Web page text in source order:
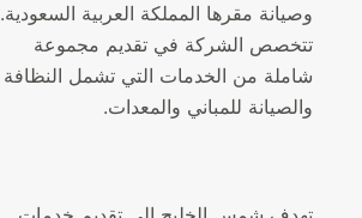
وصيانة مقرها المملكة العربية السعودية.
تتخصص الشركة في تقديم مجموعة
شاملة من الخدمات التي تشمل النظافة
والصيانة للمباني والمعدات.